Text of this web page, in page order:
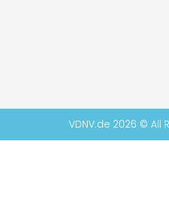
VDNV.de 2026 © All